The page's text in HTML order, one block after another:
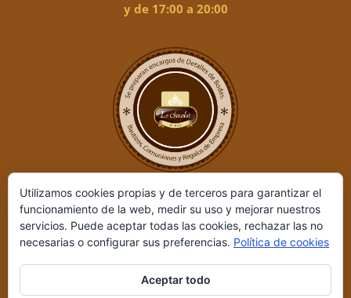
y de 17:00 a 20:00
Utilizamos cookies propias y de terceros para garantizar el
funcionamiento de la web, medir su uso y mejorar nuestros
servicios. Puede aceptar todas las cookies, rechazar las no
necesarias o configurar sus preferencias. Política de cookies
Aceptar todo